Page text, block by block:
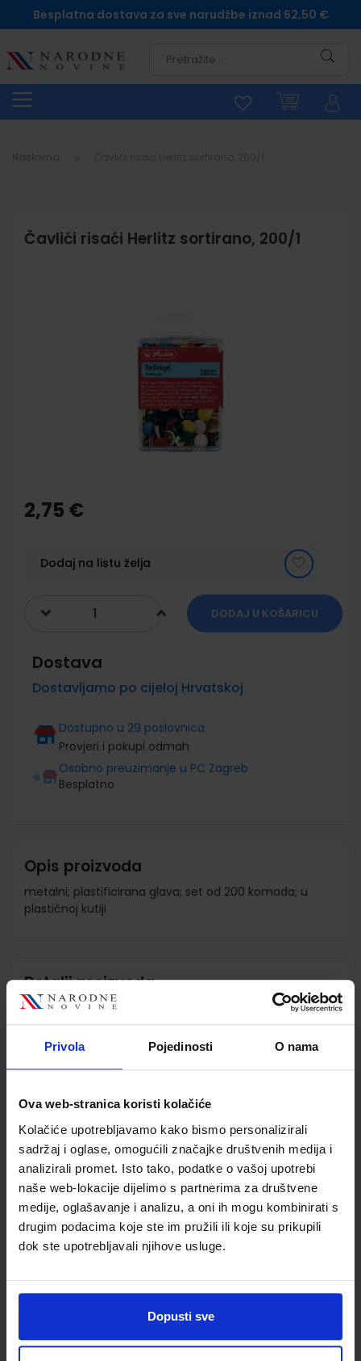
Privola Pojedinosti O nama
Ova web-stranica koristi kolačiće
Kolačiće upotrebljavamo kako bismo personalizirali
sadržaj i oglase, omogućili značajke društvenih medija i
analizirali promet. Isto tako, podatke o vašoj upotrebi
naše web-lokacije dijelimo s partnerima za društvene
medije, oglašavanje i analizu, a oni ih mogu kombinirati s
drugim podacima koje ste im pružili ili koje su prikupili
dok ste upotrebljavali njihove usluge.
Dopusti sve
Besplatna dostava za sve narudžbe iznad 62,50 €
Naslovna
Čavlići risaći Herlitz sortirano, 200/1
the
beginning
gallery
2,75 €
Dodaj na listu želja
DODAJ U KOŠARICU
Dostava
Dostavljamo po cijeloj Hrvatskoj
Dostupno u 29 poslovnica
Provjeri i pokupi odmah
Osobno preuzimanje u PC Zagreb
Besplatno
Opis proizvoda
metalni; plastificirana glava; set od 200 komada; u
plastičnoj kutiji
Detalji proizvoda
Šifra proizvoda
Newsletter prijava
Prijavite se kako bi primali informacije o novim
proizvodima i uslugama, akcijama i drugim
pogodnostima